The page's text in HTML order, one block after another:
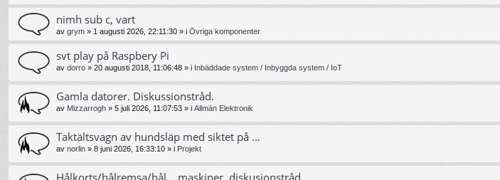
nimh sub c, vart
av grym » 1 augusti 2026, 22:11:30 » i Övriga komponenter
svt play på Raspbery Pi
av dorro » 20 augusti 2018, 11:06:48 » i Inbäddade system / Inbyggda system / IoT
Gamla datorer. Diskussionstråd.
av Mizzarrogh » 5 juli 2026, 11:07:53 » i Allmän Elektronik
Taktältsvagn av hundsläp med siktet på ...
av norlin » 8 juni 2026, 16:33:10 » i Projekt